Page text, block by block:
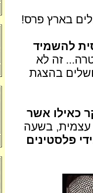
בארץ פרס!
להשמיד
זה לא
בהצגת
כאילו אשר
עצמית, בשעה
פלסטינים